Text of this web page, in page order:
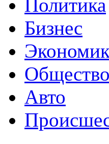
Политика
Бизнес
Общество
Авто